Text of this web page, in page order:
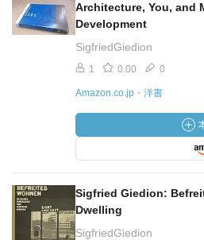
Architecture, You, and
Development
SigfriedGiedion
1 0.00 0
Amazon.co.jp・洋書
Sigfried Giedion:
Dwelling
SigfriedGiedion